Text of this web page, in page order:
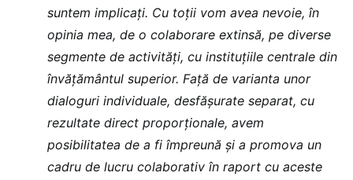
suntem implicaţi. Cu toţii vom avea nevoie, în
opinia mea, de o colaborare extinsă, pe diverse
segmente de activităţi, cu instituţiile centrale din
învăţământul superior. Față de varianta unor
dialoguri individuale, desfășurate separat, cu
rezultate direct proporţionale, avem
posibilitatea de a fi împreună și a promova un
cadru de lucru colaborativ în raport cu aceste